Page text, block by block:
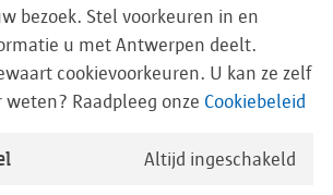
Periode 1900-1910
Periode 1910-1920
Periode 1920-1930
over het bijhouden van de
bezoek. Stel voorkeuren in en
u met Antwerpen deelt.
cookievoorkeuren. U kan ze zelf
Raadpleeg onze Cookiebeleid
Altijd ingeschakeld